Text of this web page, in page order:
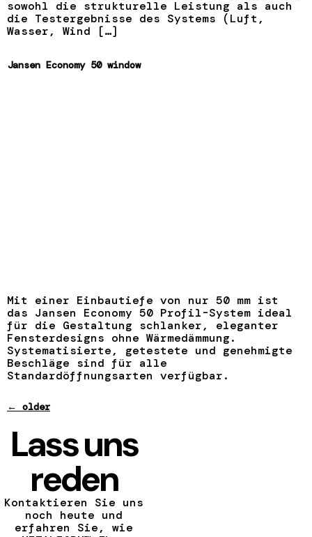
sowohl die strukturelle Leistung als auch
die Testergebnisse des Systems (Luft,
Wasser, Wind […]
Jansen Economy 50 window
Mit einer Einbautiefe von nur 50 mm ist
das Jansen Economy 50 Profil-System ideal
für die Gestaltung schlanker, eleganter
Fensterdesigns ohne Wärmedämmung.
Systematisierte, getestete und genehmigte
Beschläge sind für alle
Standardöffnungsarten verfügbar.
← older
Lass uns
reden
Kontaktieren Sie uns
noch heute und
erfahren Sie, wie